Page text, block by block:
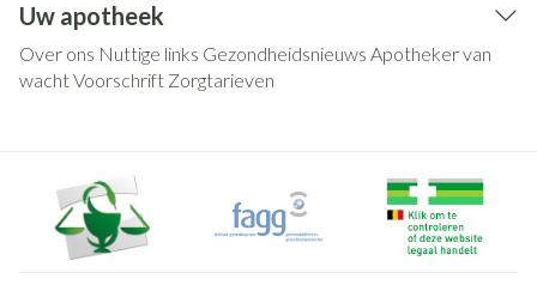
Uw apotheek
Over ons Nuttige links Gezondheidsnieuws Apotheker van
wachtVoorschrift Zorgtarieven